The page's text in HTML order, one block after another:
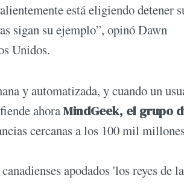
está eligiendo detener
sigan su ejemplo”, opinó Dawn
Unidos.
y automatizada, y cuando un
ahoraMindGeek, el grupo
cercanas a los 100 mil
apodados 'los reyes de la